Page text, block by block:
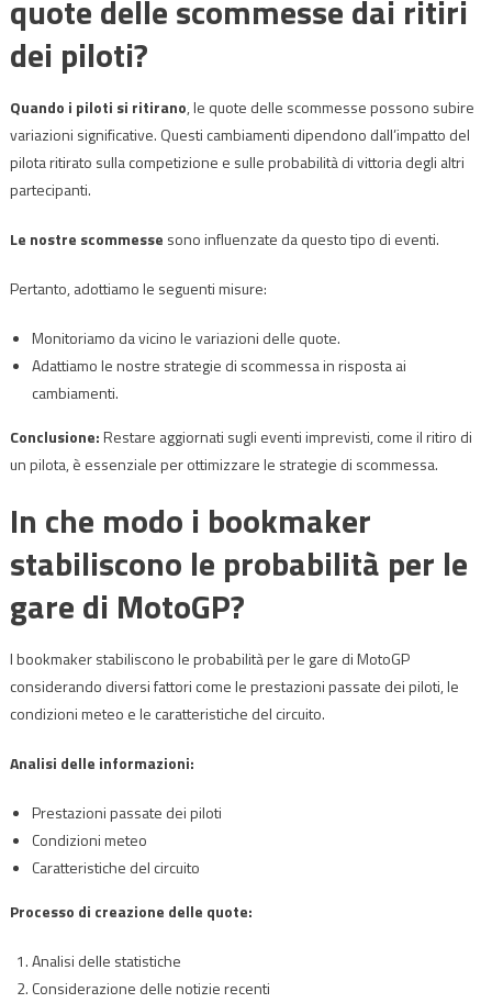
quote delle scommesse dai ritiri
dei piloti?
Quando i piloti si ritirano, le quote delle scommesse possono subire
variazioni significative. Questi cambiamenti dipendono dall’impatto del
pilota ritirato sulla competizione e sulle probabilità di vittoria degli altri
partecipanti.
Le nostre scommesse sono influenzate da questo tipo di eventi.
Pertanto, adottiamo le seguenti misure:
Monitoriamo da vicino le variazioni delle quote.
Adattiamo le nostre strategie di scommessa in risposta ai
cambiamenti.
Conclusione:Restare aggiornati sugli eventi imprevisti, come il ritiro di
un pilota, è essenziale per ottimizzare le strategie di scommessa.
In che modo i bookmaker
stabiliscono le probabilità per le
gare di MotoGP?
I bookmaker stabiliscono le probabilità per le gare di MotoGP
considerando diversi fattori come le prestazioni passate dei piloti, le
condizioni meteo e le caratteristiche del circuito.
Analisi delle informazioni:
Prestazioni passate dei piloti
Condizioni meteo
Caratteristiche del circuito
Processo di creazione delle quote:
Analisi delle statistiche
Considerazione delle notizie recenti